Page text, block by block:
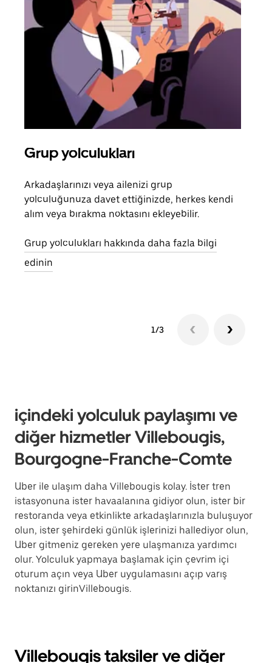
Grup yolculukları
Arkadaşlarınızı veya ailenizi grup
yolculuğunuza davet ettiğinizde, herkes kendi
alım veya bırakma noktasını ekleyebilir.
Grup yolculukları hakkında daha fazla bilgi
edinin
1/3
içindeki yolculuk paylaşımı ve
diğer hizmetler Villebougis,
Bourgogne-Franche-Comte
Uber ile ulaşım daha Villebougis kolay. İster tren
istasyonuna ister havaalanına gidiyor olun, ister bir
restoranda veya etkinlikte arkadaşlarınızla buluşuyor
olun, ister şehirdeki günlük işlerinizi hallediyor olun,
Uber gitmeniz gereken yere ulaşmanıza yardımcı
olur. Yolculuk yapmaya başlamak için çevrim içi
oturum açın veya Uber uygulamasını açıp varış
noktanızı girinVillebougis.
Villebougis taksiler ve diğer